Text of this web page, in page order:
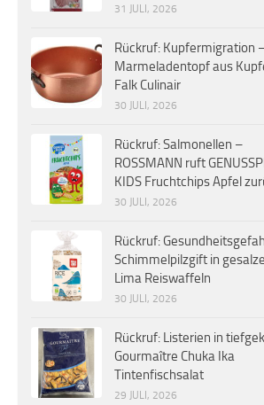
31 JULI, 2026
Rückruf: Kupfermigration
Marmeladentopf aus
Falk Culinair
30 JULI, 2026
Rückruf: Salmonellen –
ROSSMANN ruft
KIDS Fruchtchips Apfel
30 JULI, 2026
Rückruf:
Schimmelpilzgift in
Lima Reiswaffeln
30 JULI, 2026
Rückruf: Listerien in
Gourmaître Chuka Ika
Tintenfischsalat
29 JULI, 2026